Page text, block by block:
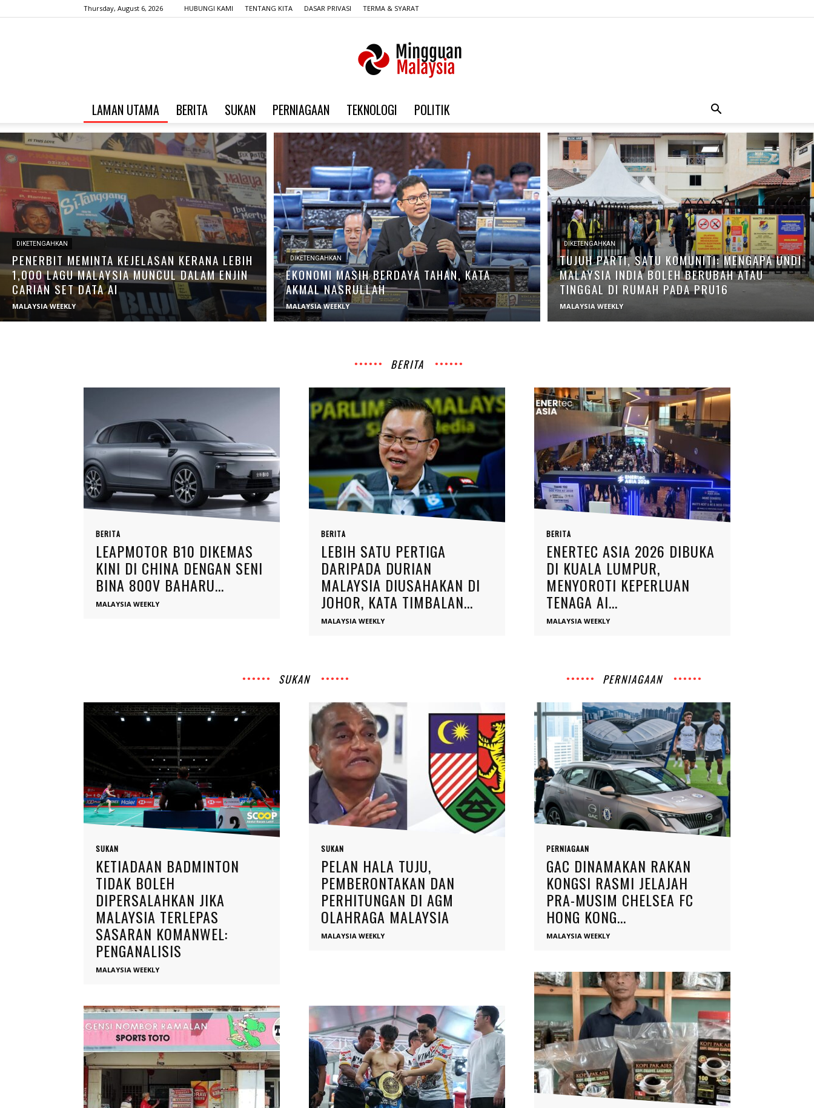
Thursday, August 6, 2026 HUBUNGI KAMI TENTANG KITA DASAR PRIVASI TERMA & SYARAT
Mingguan
Malaysia
LAMAN UTAMA BERITA SUKAN PERNIAGAAN TEKNOLOGI POLITIK
DIKETENGAHKAN
PENERBIT MEMINTA KEJELASAN KERANA LEBIH
1,000 LAGU MALAYSIA MUNCUL DALAM ENJIN
CARIAN SET DATA AI
MALAYSIA WEEKLY
DIKETENGAHKAN
EKONOMI MASIH BERDAYA TAHAN, KATA
AKMAL NASRULLAH
MALAYSIA WEEKLY
DIKETENGAHKAN
TUJUH PARTI, SATU KOMUNITI: MENGAPA UNDI
MALAYSIA INDIA BOLEH BERUBAH ATAU
TINGGAL DI RUMAH PADA PRU16
MALAYSIA WEEKLY
BERITA
BERITA
LEAPMOTOR B10 DIKEMAS
KINI DI CHINA DENGAN SENI
BINA 800V BAHARU...
MALAYSIA WEEKLY
BERITA
LEBIH SATU PERTIGA
DARIPADA DURIAN
MALAYSIA DIUSAHAKAN DI
JOHOR, KATA TIMBALAN...
MALAYSIA WEEKLY
BERITA
ENERTEC ASIA 2026 DIBUKA
DI KUALA LUMPUR,
MENYOROTI KEPERLUAN
TENAGA AI...
MALAYSIA WEEKLY
SUKAN
SUKAN
KETIADAAN BADMINTON
TIDAK BOLEH
DIPERSALAHKAN JIKA
MALAYSIA TERLEPAS
SASARAN KOMANWEL:
PENGANALISIS
MALAYSIA WEEKLY
SUKAN
PELAN HALA TUJU,
PEMBERONTAKAN DAN
PERHITUNGAN DI AGM
OLAHRAGA MALAYSIA
MALAYSIA WEEKLY
PERNIAGAAN
PERNIAGAAN
GAC DINAMAKAN RAKAN
KONGSI RASMI JELAJAH
PRA-MUSIM CHELSEA FC
HONG KONG...
MALAYSIA WEEKLY